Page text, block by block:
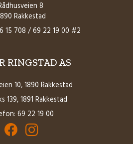
8
Rakkestad
15 708 / 69 22 19 00 #2
RINGSTAD AS
10, 1890 Rakkestad
139, 1891 Rakkestad
69 22 19 00